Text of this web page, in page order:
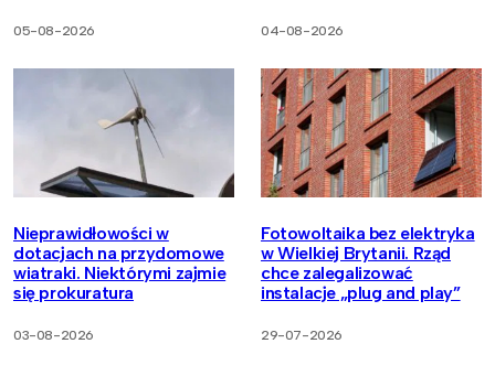
05-08-2026 04-08-2026
Nieprawidłowości w
dotacjach na przydomowe
wiatraki. Niektórymi zajmie
się prokuratura
03-08-2026
Fotowoltaika bez elektryka
w Wielkiej Brytanii. Rząd
chce zalegalizować
instalacje „plug and play”
29-07-2026